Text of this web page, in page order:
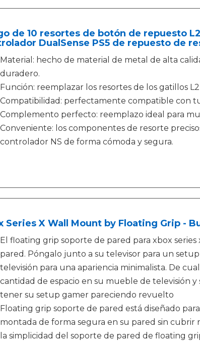
de 10 resortes de botón de repuesto
DualSense PS5 de repuesto de
Material: hecho de material de metal de alta
duradero.
Función: reemplazar los resortes de los gatillos L2
Compatibilidad: perfectamente compatible con
Complemento perfecto: reemplazo ideal para
Conveniente: los componentes de resorte
controlador NS de forma cómoda y segura.
Series X Wall Mount by Floating Grip -
El floating grip soporte de pared para xbox
pared. Póngalo junto a su televisor para un
televisión para una apariencia minimalista. De
cantidad de espacio en su mueble de televisión
tener su setup gamer pareciendo revuelto
Floating grip soporte de pared está diseñado
montada de forma segura en su pared sin cubrir
la simplicidad del soporte de pared de floating